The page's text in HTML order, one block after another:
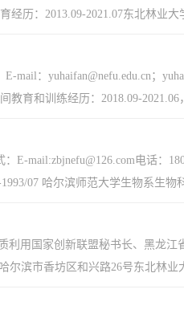
历：2013.09-2021.07东北林业
mail：yuhaifan@nefu.edu.cn；
教育和训练经历：2018.09-
E-mail:zbjnefu@126.com电话：
07 哈尔滨师范大学生物系生物
用国家创新联盟秘书长、黑龙江
尔滨市香坊区和兴路26号东北林